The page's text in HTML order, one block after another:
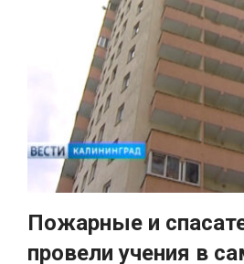
Пожарные и
провели учения в